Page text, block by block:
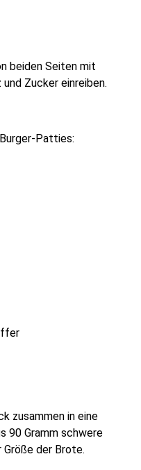
beiden Seiten mit
Zucker einreiben.
Patties:
zusammen in eine
90 Gramm schwere
der Brote.